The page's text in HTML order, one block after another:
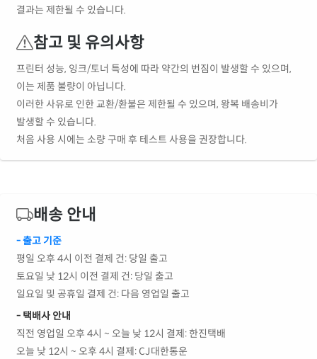
결과는 제한될 수 있습니다.
참고 및 유의사항
프린터 성능, 잉크/토너 특성에 따라 약간의 번짐이 발생할 수 있으며,
이는 제품 불량이 아닙니다.
이러한 사유로 인한 교환/환불은 제한될 수 있으며, 왕복 배송비가
발생할 수 있습니다.
처음 사용 시에는 소량 구매 후 테스트 사용을 권장합니다.
배송 안내
- 출고 기준
평일 오후 4시 이전 결제 건: 당일 출고
토요일 낮 12시 이전 결제 건: 당일 출고
일요일 및 공휴일 결제 건: 다음 영업일 출고
- 택배사 안내
직전 영업일 오후 4시 ~ 오늘 낮 12시 결제: 한진택배
오늘 낮 12시 ~ 오후 4시 결제: CJ대한통운